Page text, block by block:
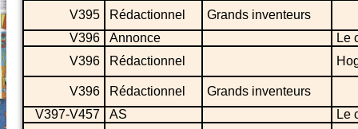
V395 Rédactionnel
Grands inventeurs
V396
Annonce
Le
V396
Rédactionnel
V396 Rédactionnel
Grands inventeurs
V397-V457
AS
Le